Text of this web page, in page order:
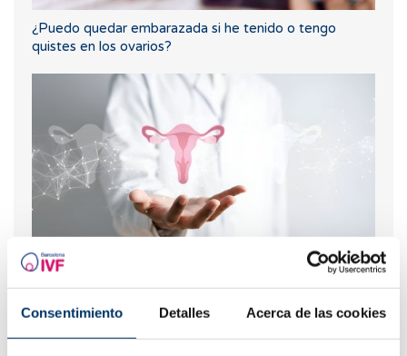
Consentimiento Detalles Acerca de las cookies
¿Puedo quedar embarazada si he tenido o tengo
quistes en los ovarios?
¿Qué pasa si el endometrio es demasiado fino o